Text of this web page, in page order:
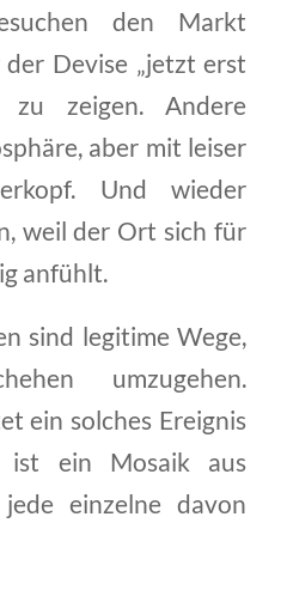
den Markt
Devise „jetzt erst
zu zeigen. Andere
aber mit leiser
Und wieder
weil der Ort sich für
anfühlt.
sind legitime Wege,
umzugehen.
ein solches Ereignis
ist ein Mosaik aus
einzelne davon